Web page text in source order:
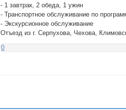
- 1 завтрак, 2 обеда, 1 ужин
- Транспортное обслуживание по
- Экскурсионное обслуживание
Отъезд из г. Серпухова, Чехова,
0